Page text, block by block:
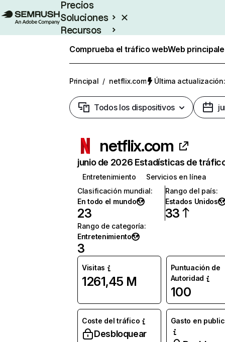
Precios
Soluciones
Recursos
Comprueba el tráfico webWeb
Principal / netflix.com Última
Todos los dispositivos
netflix.com
junio de 2026 Estadísticas de
Entretenimiento
Servicios en línea
Clasificación mundial:
En todo el mundo
23
Rango del país:
Estados Unidos
33
Rango de categoría:
Entretenimiento
3
Visitas
1261,45 M
Puntuación de
Autoridad
100
Coste del tráfico
Desbloquear
Gasto en